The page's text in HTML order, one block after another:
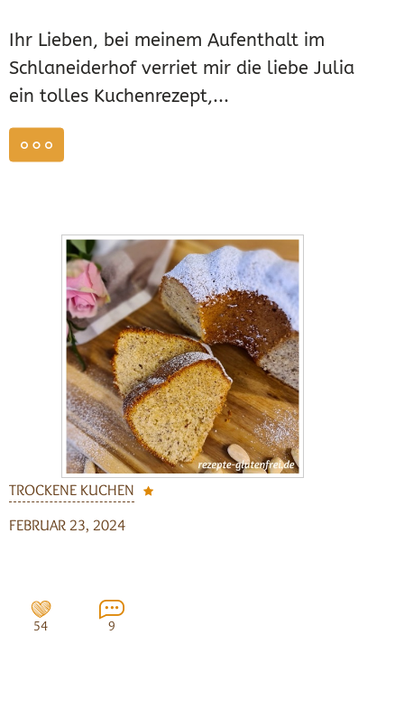
Ihr Lieben, bei meinem Aufenthalt im
Schlaneiderhof verriet mir die liebe Julia
ein tolles Kuchenrezept,...
TROCKENE KUCHEN
FEBRUAR 23, 2024
54 9